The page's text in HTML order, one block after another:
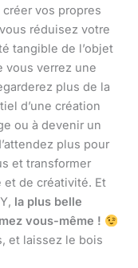
vos propres
réduisez votre
tangible de l’objet
vous verrez une
plus de la
d’une création
ou à devenir un
plus pour
et transformer
et de créativité. Et
la plus belle
vous-même !
et laissez le bois